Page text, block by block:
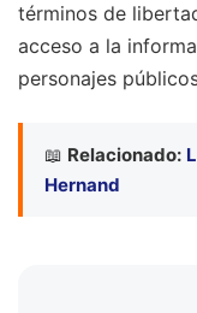
términos de
acceso a la
personajes
📖 Relacionado:
Hernand